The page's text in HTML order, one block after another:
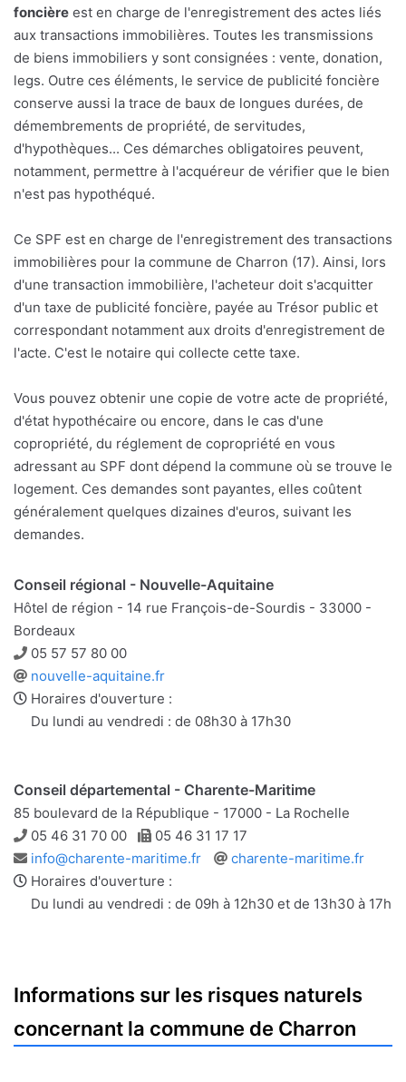
foncière est en charge de l'enregistrement des actes liés
aux transactions immobilières. Toutes les transmissions
de biens immobiliers y sont consignées : vente, donation,
legs. Outre ces éléments, le service de publicité foncière
conserve aussi la trace de baux de longues durées, de
démembrements de propriété, de servitudes,
d'hypothèques... Ces démarches obligatoires peuvent,
notamment, permettre à l'acquéreur de vérifier que le bien
n'est pas hypothéqué.
Ce SPF est en charge de l'enregistrement des transactions
immobilières pour la commune de Charron (17). Ainsi, lors
d'une transaction immobilière, l'acheteur doit s'acquitter
d'un taxe de publicité foncière, payée au Trésor public et
correspondant notamment aux droits d'enregistrement de
l'acte. C'est le notaire qui collecte cette taxe.
Vous pouvez obtenir une copie de votre acte de propriété,
d'état hypothécaire ou encore, dans le cas d'une
copropriété, du réglement de copropriété en vous
adressant au SPF dont dépend la commune où se trouve le
logement. Ces demandes sont payantes, elles coûtent
généralement quelques dizaines d'euros, suivant les
demandes.
Conseil régional - Nouvelle-Aquitaine
Hôtel de région - 14 rue François-de-Sourdis - 33000 -
Bordeaux
Téléphone
05 57 57 80 00
Site
web
nouvelle-aquitaine.fr
Horaires d'ouverture :
Du lundi au vendredi : de 08h30 à 17h30
Conseil départemental - Charente-Maritime
85 boulevard de la République - 17000 - La Rochelle
Téléphone
05 46 31 70 00 Télécopie
05 46 31 17 17
Adresse
e-
mail
info@charente-maritime.fr
Site
charente-maritime.fr
Horaires d'ouverture :
Du lundi au vendredi : de 09h à 12h30 et de 13h30 à 17h
Informations sur les risques naturels
concernant la commune de Charron